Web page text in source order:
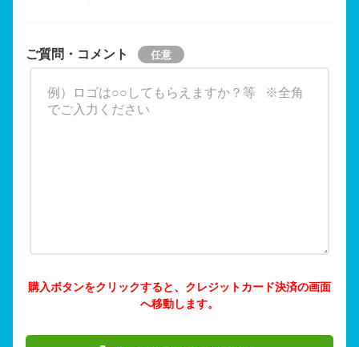
ご質問・コメント
購入ボタンをクリックすると、クレジットカード決済の画面
へ移動します。